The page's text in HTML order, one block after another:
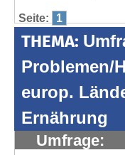
Seite: 1
THEMA:
Problemen/
europ.
Ernährung
Umfrage: